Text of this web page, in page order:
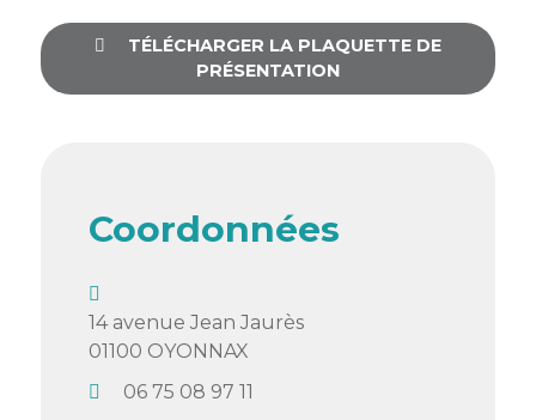
l’industrie
collaboratifs
Newsletter
TÉLÉCHARGER LA PLAQUETTE DE
PRÉSENTATION
Coordonnées
14 avenue Jean Jaurès
01100 OYONNAX
06 75 08 97 11